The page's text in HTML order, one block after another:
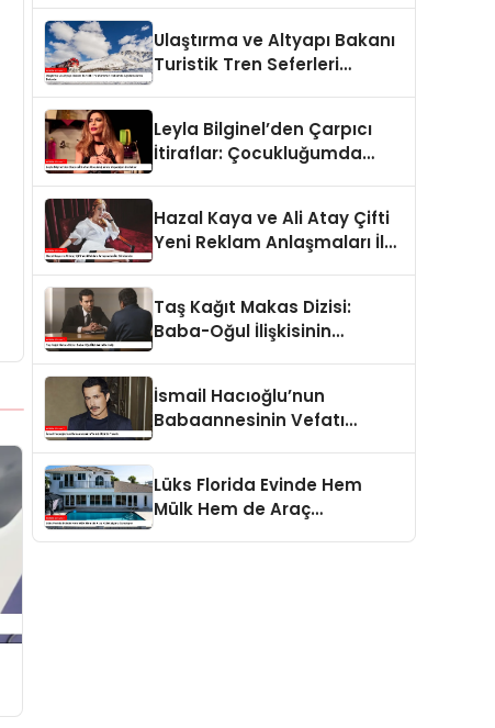
Ulaştırma ve Altyapı Bakanı
Turistik Tren Seferleri
Leyla Bilginel’den Çarpıcı
İtiraflar: Çocukluğumda
Hazal Kaya ve Ali Atay Çifti
Yeni Reklam Anlaşmaları İle
Taş Kağıt Makas Dizisi:
Baba-Oğul İlişkisinin
İsmail Hacıoğlu’nun
Babaannesinin Vefatı
Lüks Florida Evinde Hem
Mülk Hem de Araç